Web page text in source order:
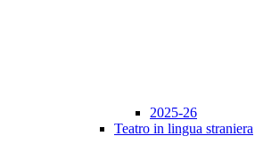
2025-26
Teatro in lingua straniera